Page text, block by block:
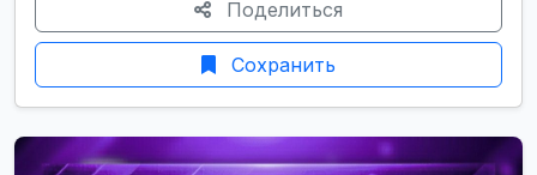
Поделиться
Сохранить